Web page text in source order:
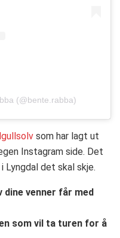
(@bente.rabba)
som har lagt ut
Instagram side. Det
Lyngdal det skal skje.
dine venner får med
som vil ta turen for å